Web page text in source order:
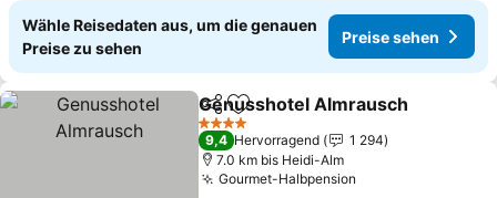
Wähle Reisedaten aus, um die genauen
Preise zu sehen
Preise sehen
TeilenZu Favoriten hinzufügen
Genusshotel Almrausch
4 Sterne
9,4 Hervorragend
1 294
7.0 km bis Heidi-Alm
Gourmet-Halbpension